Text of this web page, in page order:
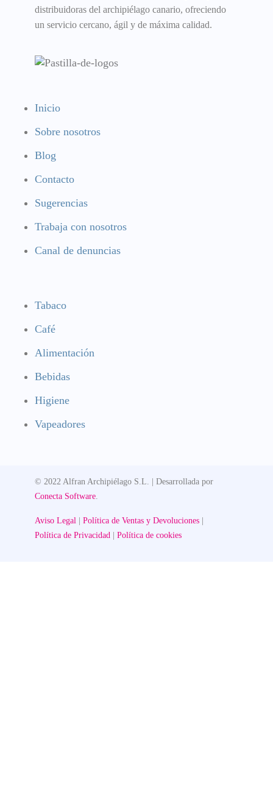
distribuidoras del archipiélago canario, ofreciendo
un servicio cercano, ágil y de máxima calidad.
Inicio
Sobre nosotros
Blog
Contacto
Sugerencias
Trabaja con nosotros
Canal de denuncias
Tabaco
Café
Alimentación
Bebidas
Higiene
Vapeadores
© 2022 Alfran Archipiélago S.L. | Desarrollada por
Conecta Software.
Aviso Legal Política de Ventas y Devoluciones|
Política de Privacidad
Política de cookies